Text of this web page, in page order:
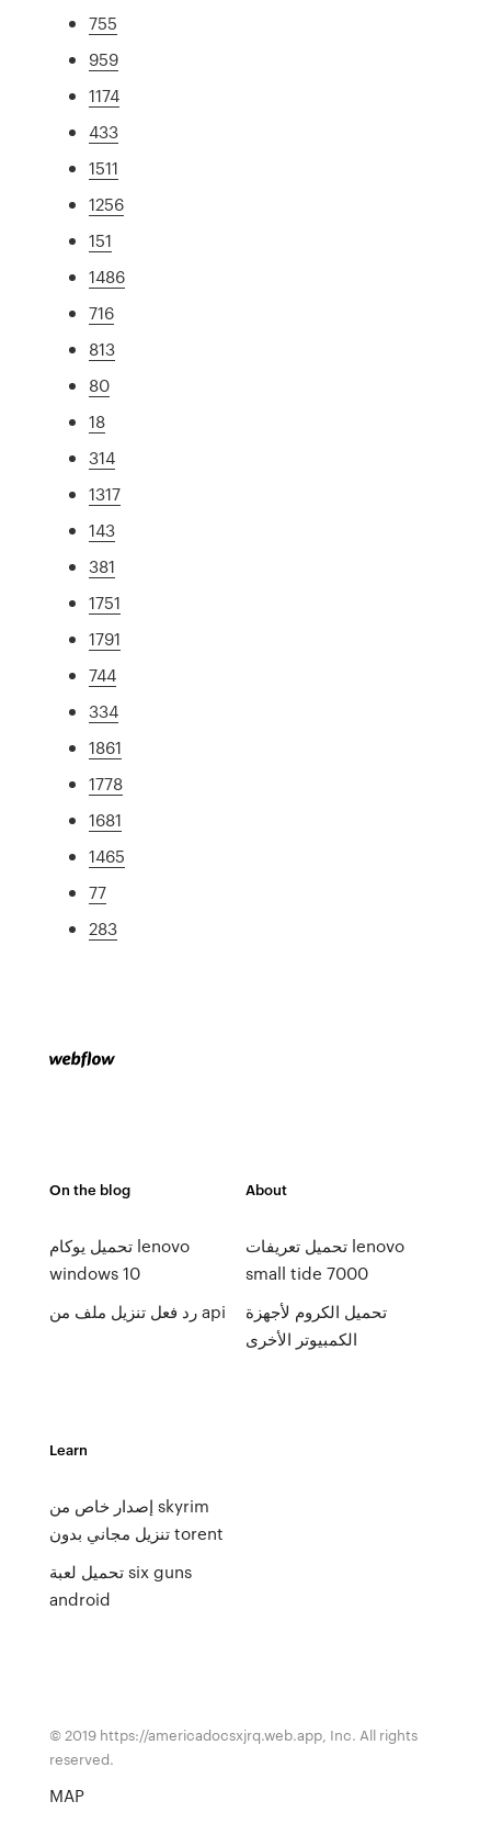
755
959
1174
433
1511
1256
151
1486
716
813
80
18
314
1317
143
381
1751
1791
744
334
1861
1778
1681
1465
77
283
On the blog
تحميل يوكام lenovo
windows 10
رد فعل تنزيل ملف من api
About
تحميل تعريفات lenovo
small tide 7000
تحميل الكروم لأجهزة
الكمبيوتر الأخرى
Learn
إصدار خاص من skyrim
تنزيل مجاني بدون torent
تحميل لعبة six guns
android
© 2019 https://americadocsxjrq.web.app, Inc. All rights
reserved.
MAP